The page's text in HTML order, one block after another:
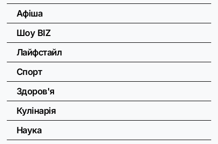
Афіша
Шоу BIZ
Лайфстайл
Спорт
Здоров'я
Кулінарія
Наука